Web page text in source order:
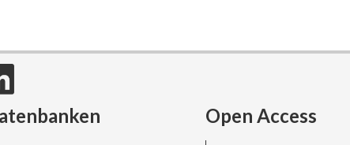
Open Access